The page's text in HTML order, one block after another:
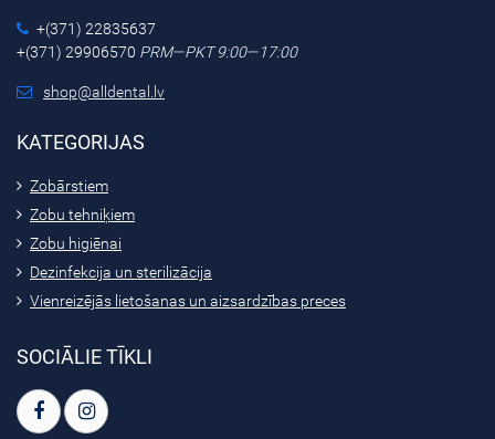
+(371) 22835637
+(371) 29906570 PRM—PKT 9:00—17:00
shop@alldental.lv
KATEGORIJAS
Zobārstiem
Zobu tehniķiem
Zobu higiēnai
Dezinfekcija un sterilizācija
Vienreizējās lietošanas un aizsardzības preces
SOCIĀLIE TĪKLI